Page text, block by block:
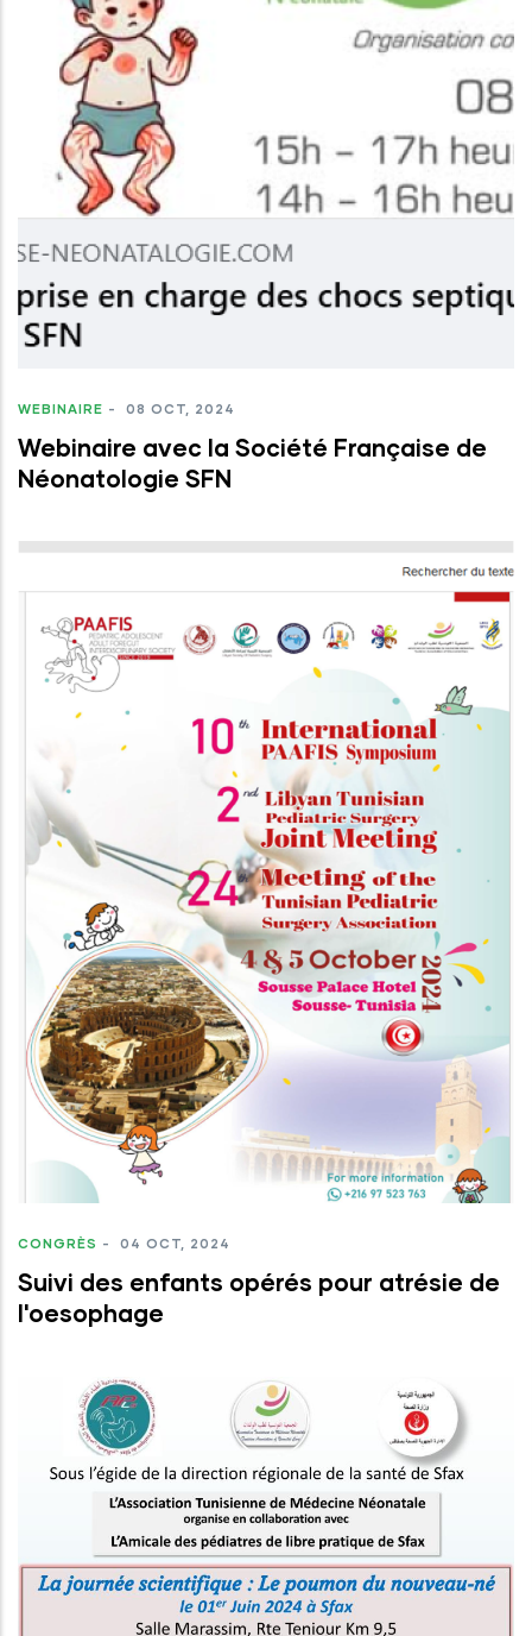
WEBINAIRE - 08 OCT, 2024
Webinaire avec la Société Française de
Néonatologie SFN
CONGRÈS - 04 OCT, 2024
Suivi des enfants opérés pour atrésie de
l'oesophage